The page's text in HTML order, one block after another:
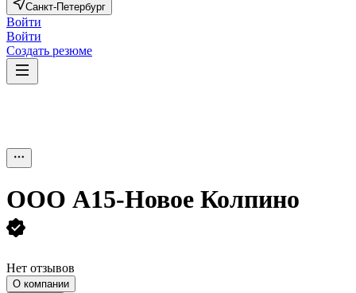
Санкт-Петербург
Войти
Войти
Создать резюме
ООО А15-Новое Колпино
Нет отзывов
О компании